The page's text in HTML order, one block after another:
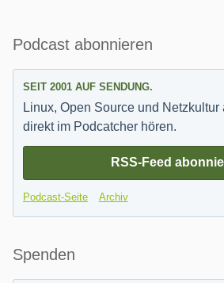
Seitenleiste
Podcast abonnieren
SEIT 2001 AUF SENDUNG.
Linux, Open Source und
direkt im Podcatcher hören.
RSS-Feed
Podcast-Seite Archiv
Spenden